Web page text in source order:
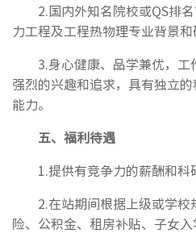
2.国内外知名院校或QS排
力工程及工程热物理专业背景和
3.身心健康、品学兼优，
强烈的兴趣和追求，具有独立
能力。
五、福利待遇
1.提供有竞争力的薪酬和科
2.在站期间根据上级或学
险、公积金、租房补贴、子女入